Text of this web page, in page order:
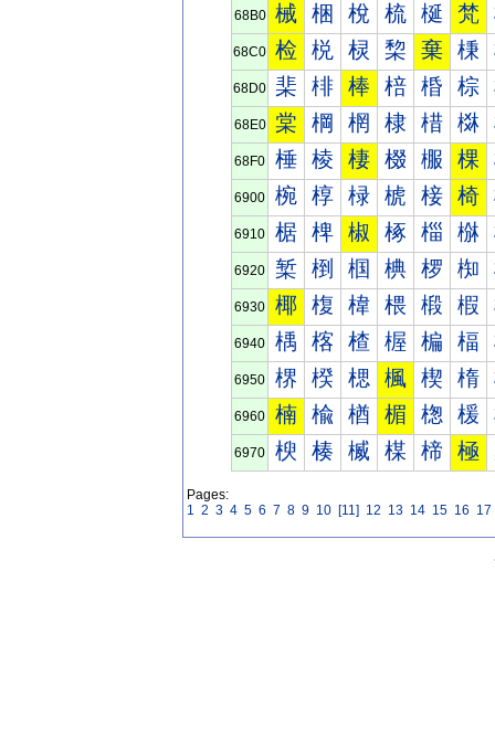
68B0 械 梱 梲 梳 梴 梵
68C0 检 棁 棂 棃 棄 棅
68D0 棐 棑 棒 棓 棔 棕
68E0 棠 棡 棢 棣 棤 棥
68F0 棰 棱 棲 棳 棴 棵
6900 椀 椁 椂 椃 椄 椅
6910 椐 椑 椒 椓 椔 椕
6920 椠 椡 椢 椣 椤 椥
6930 椰 椱 椲 椳 椴 椵
6940 楀 楁 楂 楃 楄 楅
6950 楐 楑 楒 楓 楔 楕
6960 楠 楡 楢 楣 楤 楥
6970 楰 楱 楲 楳 楴 極
Pages:
1 2 3 4 5 6 7 8 9 10 [11] 12 13 14 15 16 17